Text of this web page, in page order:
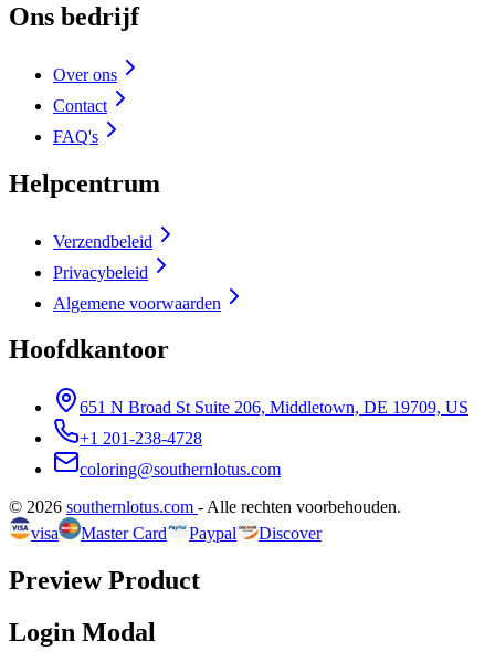
Ons bedrijf
Over ons
Contact
FAQ's
Helpcentrum
Verzendbeleid
Privacybeleid
Algemene voorwaarden
Hoofdkantoor
651 N Broad St Suite 206, Middletown, DE 19709, US
+1 201-238-4728
coloring@southernlotus.com
© 2026 southernlotus.com - Alle rechten voorbehouden.
visa
Master Card Paypal Discover
Preview Product
Login Modal